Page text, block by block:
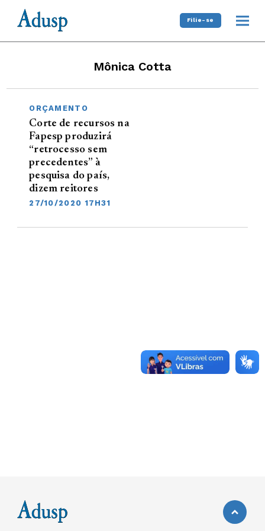
Filie-se
Mônica Cotta
ORÇAMENTO
Corte de recursos na
Fapesp produzirá
“retrocesso sem
precedentes” à
pesquisa do país,
dizem reitores
27/10/2020 17H31